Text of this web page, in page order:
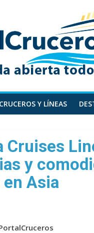
CRUCEROS Y LÍNEAS
Cruises
y
Asia